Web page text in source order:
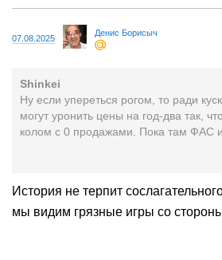
07.08.2025
Денис Борисыч
Shinkei
Ну если упереться рогом, то ради
могут уронить цены на год-два так,
колом с 0 продажами. Пока там ФАС и
История не терпит
мы видим грязные игры со